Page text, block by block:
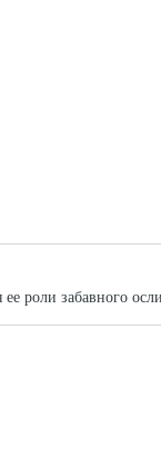
роли забавного